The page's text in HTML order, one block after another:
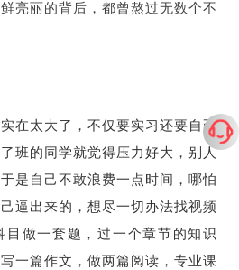
亮丽的背后，都曾熬过无数个不
在太大了，不仅要实习还要自己
班的同学就觉得压力好大，别人
是自己不敢浪费一点时间，哪怕
逼出来的，想尽一切办法找视频
目做一套题，过一个章节的知识
一篇作文，做两篇阅读，专业课